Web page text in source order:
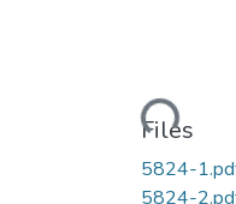
Loading...
Files
5824-
5824-